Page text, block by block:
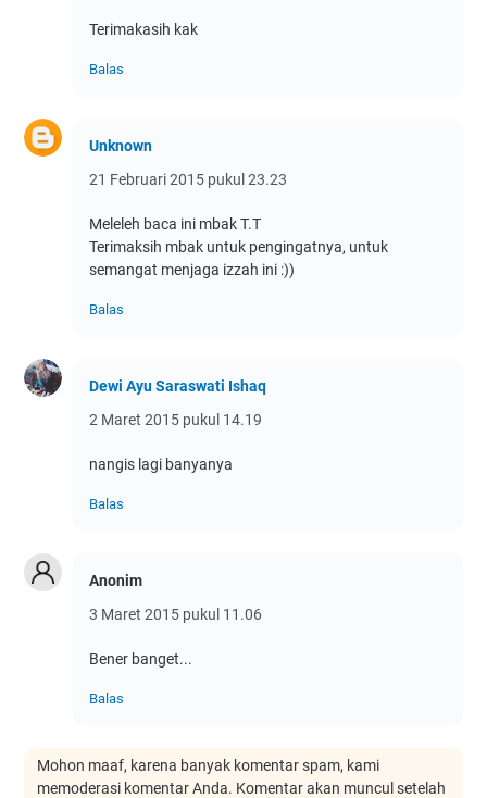
Terimakasih kak
Balas
Unknown
21 Februari 2015 pukul 23.23
Meleleh baca ini mbak T.T
Terimaksih mbak untuk pengingatnya, untuk
semangat menjaga izzah ini :))
Balas
Dewi Ayu Saraswati Ishaq
2 Maret 2015 pukul 14.19
nangis lagi banyanya
Balas
Anonim
3 Maret 2015 pukul 11.06
Bener banget...
Balas
Mohon maaf, karena banyak komentar spam, kami
memoderasi komentar Anda. Komentar akan muncul setelah